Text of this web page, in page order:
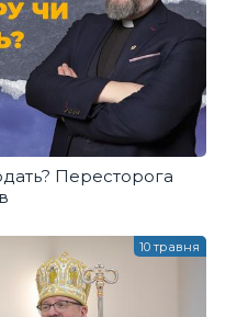
Пересторога
10 травня